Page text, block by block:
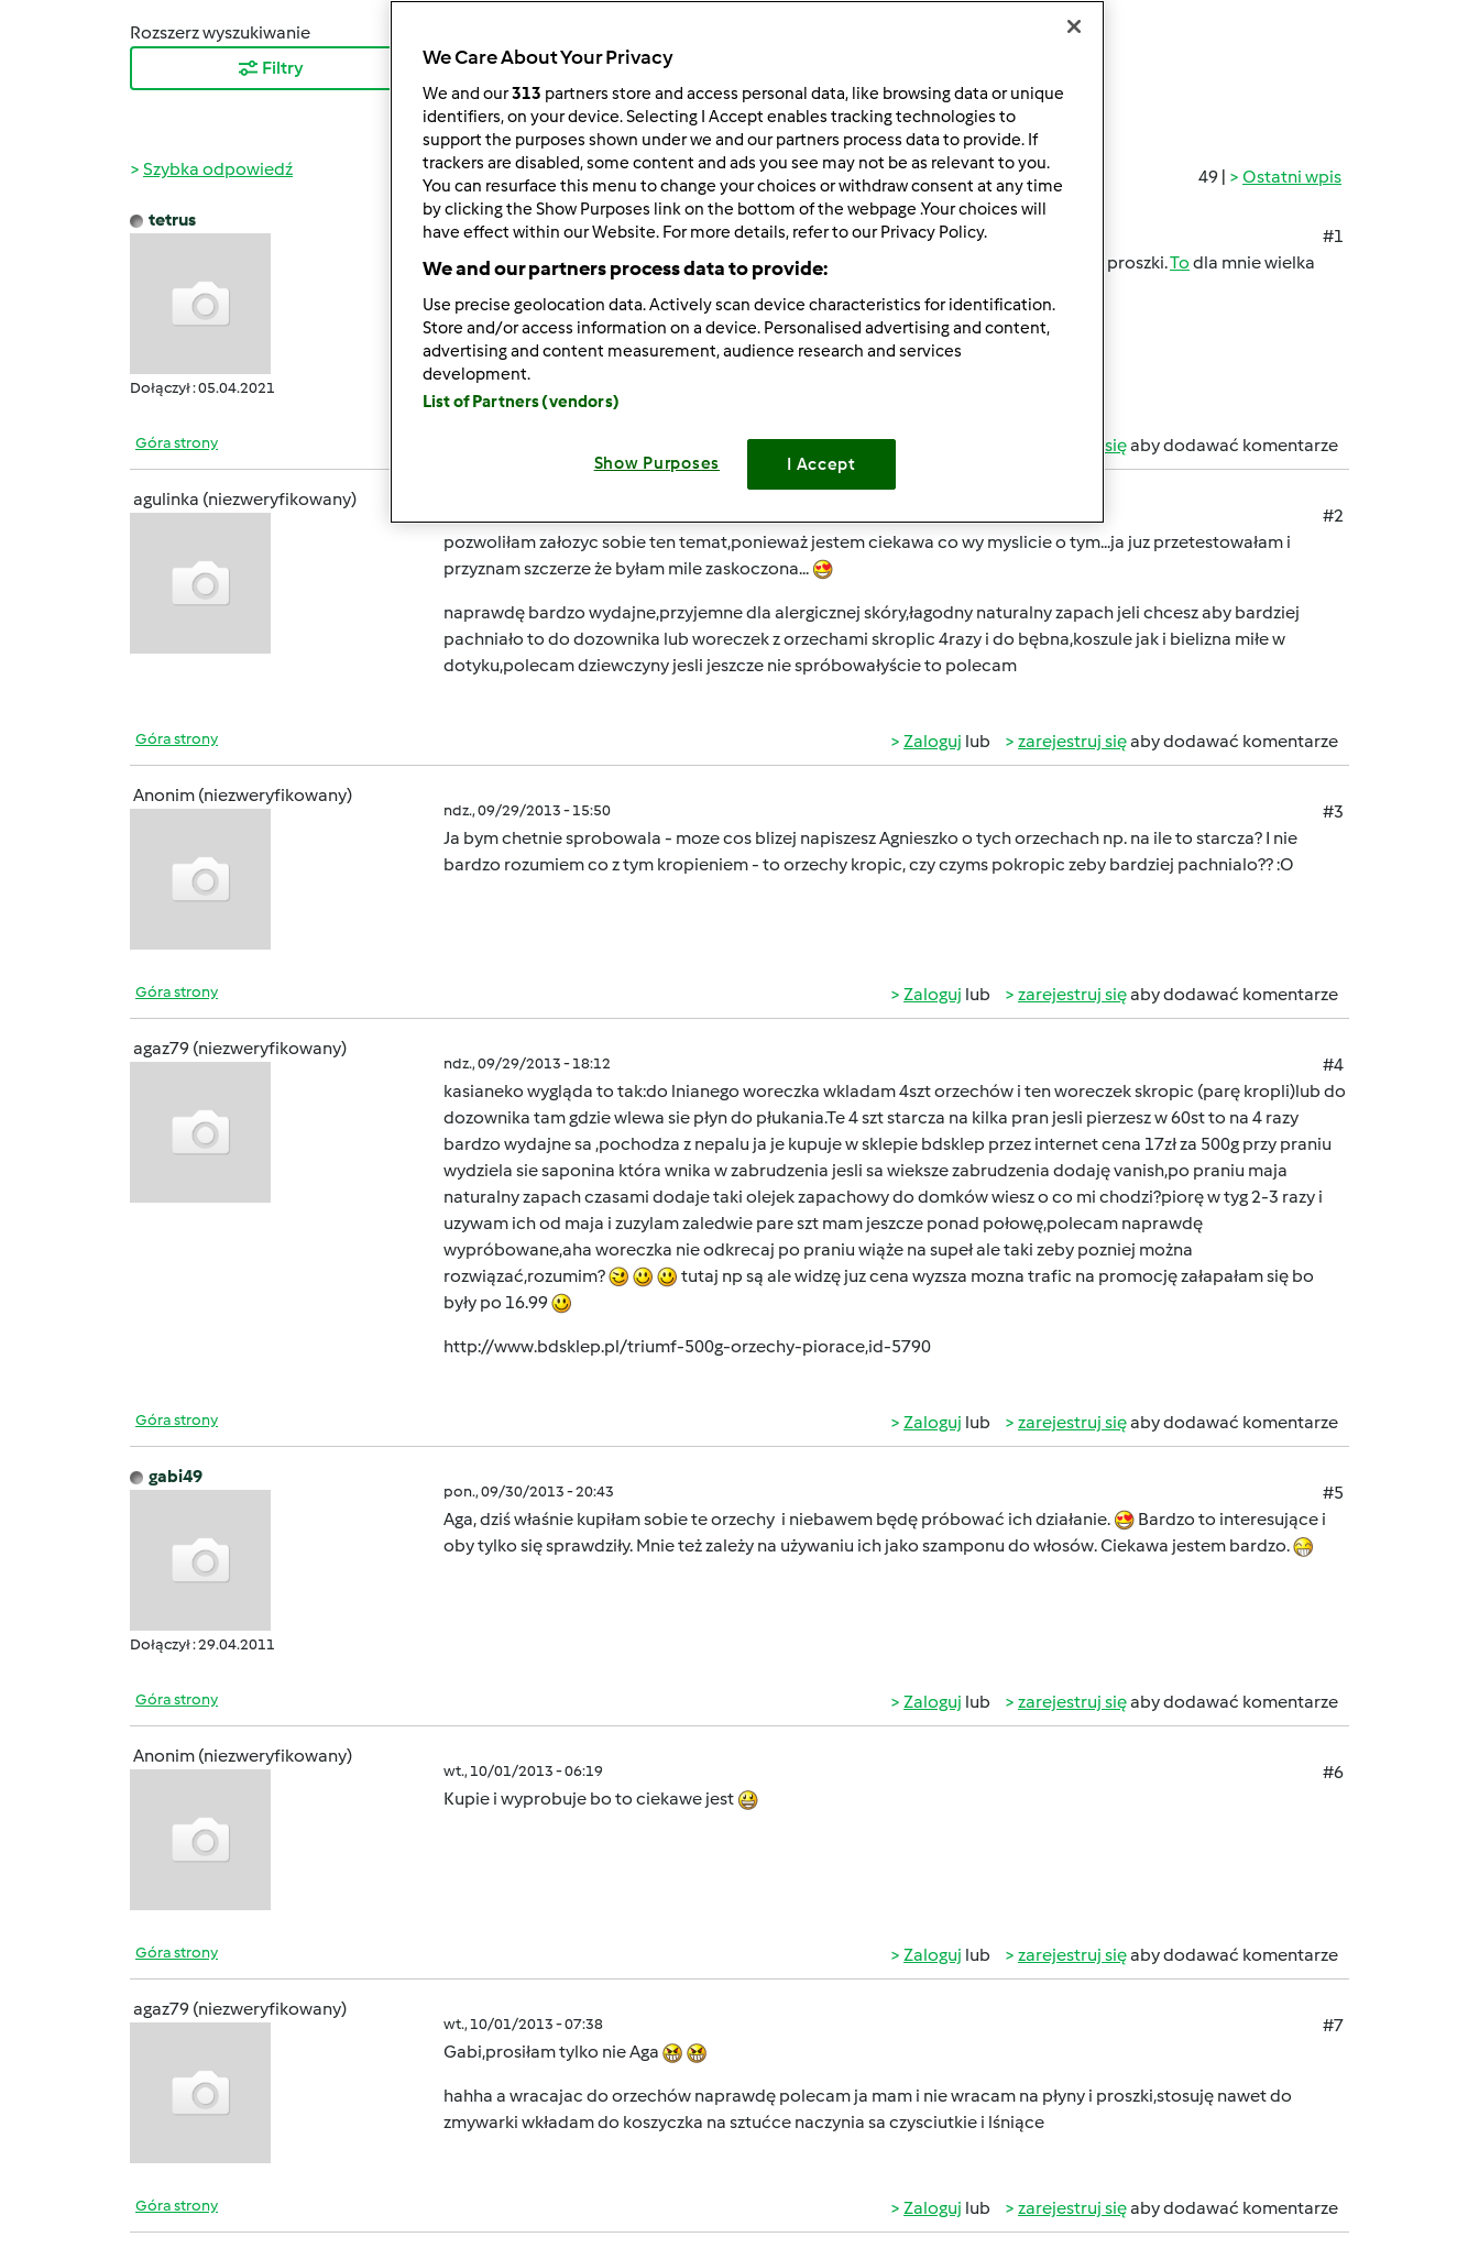
Rozszerz wyszukiwanie
Filtry
Najnowsze wyniki
49 | Ostatni wpis
Szybka odpowiedź
tetrus
Dołączył : 05.04.2021
śr., 03/30/2022 - 15:45
#1
Próbowałem kilka rodzajów orzechów i żadne nie wyprały tak dobrze jak tradycyjne proszki.To dla mnie wielka
Góra strony zarejestruj sięaby dodawać komentarze
agulinka (niezweryfikowany)
#2
pozwoliłam załozyc sobie ten temat,ponieważ jestem ciekawa co wy myslicie o tym...ja juz przetestowałam i
przyznam szczerze że byłam mile zaskoczona...
naprawdę bardzo wydajne,przyjemne dla alergicznej skóry,łagodny naturalny zapach jeli chcesz aby bardziej
pachniało to do dozownika lub woreczek z orzechami skroplic 4razy i do bębna,koszule jak i bielizna miłe w
dotyku,polecam dziewczyny jesli jeszcze nie spróbowałyście to polecam
Góra strony Zaloguj lub zarejestruj sięaby dodawać komentarze
Anonim (niezweryfikowany)
ndz., 09/29/2013 - 15:50
#3
Ja bym chetnie sprobowala - moze cos blizej napiszesz Agnieszko o tych orzechach np. na ile to starcza? I nie
bardzo rozumiem co z tym kropieniem - to orzechy kropic, czy czyms pokropic zeby bardziej pachnialo?? :O
Góra strony Zaloguj lub zarejestruj sięaby dodawać komentarze
agaz79 (niezweryfikowany)
ndz., 09/29/2013 - 18:12
#4
kasianeko wygląda to tak:do lnianego woreczka wkladam 4szt orzechów i ten woreczek skropic (parę kropli)lub do
dozownika tam gdzie wlewa sie płyn do płukania.Te 4 szt starcza na kilka pran jesli pierzesz w 60st to na 4 razy
bardzo wydajne sa ,pochodza z nepalu ja je kupuje w sklepie bdsklep przez internet cena 17zł za 500g przy praniu
wydziela sie saponina która wnika w zabrudzenia jesli sa wieksze zabrudzenia dodaję vanish,po praniu maja
naturalny zapach czasami dodaje taki olejek zapachowy do domków wiesz o co mi chodzi?piorę w tyg 2-3 razy i
uzywam ich od maja i zuzylam zaledwie pare szt mam jeszcze ponad połowę,polecam naprawdę
wypróbowane,aha woreczka nie odkrecaj po praniu wiąże na supeł ale taki zeby pozniej można
rozwiązać,rozumim?
tutaj np są ale widzę juz cena wyzsza mozna trafic na promocję załapałam się bo
były po 16.99
http://www.bdsklep.pl/triumf-500g-orzechy-piorace,id-5790
Góra strony Zaloguj lub zarejestruj sięaby dodawać komentarze
gabi49
Dołączył : 29.04.2011
pon., 09/30/2013 - 20:43
#5
Aga, dziś właśnie kupiłam sobie te orzechy i niebawem będę próbować ich działanie.
Bardzo to interesujące i
oby tylko się sprawdziły. Mnie też zależy na używaniu ich jako szamponu do włosów. Ciekawa jestem bardzo.
Góra strony Zaloguj lub zarejestruj sięaby dodawać komentarze
Anonim (niezweryfikowany)
wt., 10/01/2013 - 06:19
#6
Kupie i wyprobuje bo to ciekawe jest
Góra strony Zaloguj lub zarejestruj sięaby dodawać komentarze
agaz79 (niezweryfikowany)
wt., 10/01/2013 - 07:38
#7
Gabi,prosiłam tylko nie Aga
hahha a wracajac do orzechów naprawdę polecam ja mam i nie wracam na płyny i proszki,stosuję nawet do
zmywarki wkładam do koszyczka na sztućce naczynia sa czysciutkie i lśniące
Góra strony Zaloguj lub zarejestruj sięaby dodawać komentarze
We Care About Your Privacy
We and our313 partners store and access personal data, like browsing data or unique
identifiers, on your device. Selecting I Accept enables tracking technologies to
support the purposes shown under we and our partners process data to provide. If
trackers are disabled, some content and ads you see may not be as relevant to you.
You can resurface this menu to change your choices or withdraw consent at any time
by clicking the Show Purposes link on the bottom of the webpage .Your choices will
have effect within our Website. For more details, refer to our Privacy Policy.
We and our partners process data to provide:
Use precise geolocation data. Actively scan device characteristics for identification.
Store and/or access information on a device. Personalised advertising and content,
advertising and content measurement, audience research and services
development.
List of Partners (vendors)
Show Purposes I Accept